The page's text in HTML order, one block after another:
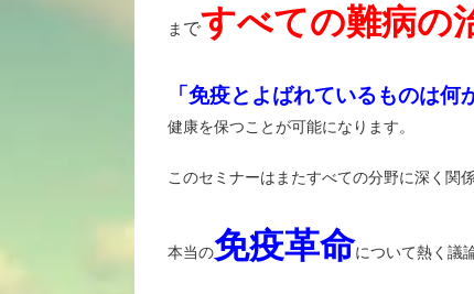
ま ですべての難病の
「免疫とよばれているものは何
健康を保つことが可能になります。
このセミナーはまたすべての分野に深く関
本当の免疫革命について熱く議